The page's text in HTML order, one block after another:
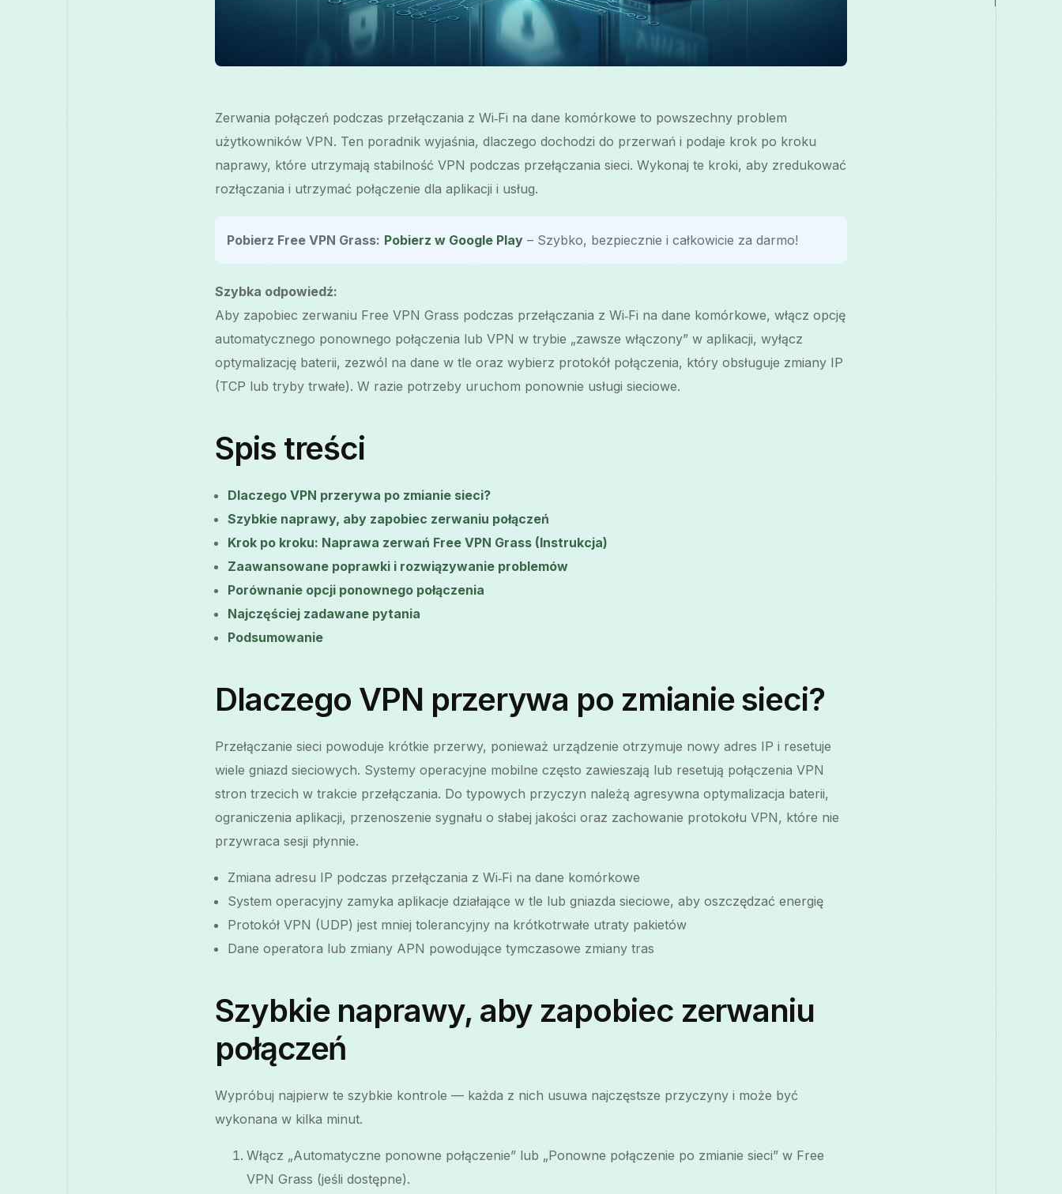
Zerwania połączeń podczas przełączania z Wi‑Fi na dane komórkowe to powszechny problem
użytkowników VPN. Ten poradnik wyjaśnia, dlaczego dochodzi do przerwań i podaje krok po kroku
naprawy, które utrzymają stabilność VPN podczas przełączania sieci. Wykonaj te kroki, aby zredukować
rozłączania i utrzymać połączenie dla aplikacji i usług.
Pobierz Free VPN Grass: Pobierz w Google Play – Szybko, bezpiecznie i całkowicie za darmo!
Szybka odpowiedź:
Aby zapobiec zerwaniu Free VPN Grass podczas przełączania z Wi‑Fi na dane komórkowe, włącz opcję
automatycznego ponownego połączenia lub VPN w trybie „zawsze włączony” w aplikacji, wyłącz
optymalizację baterii, zezwól na dane w tle oraz wybierz protokół połączenia, który obsługuje zmiany IP
(TCP lub tryby trwałe). W razie potrzeby uruchom ponownie usługi sieciowe.
Spis treści
Dlaczego VPN przerywa po zmianie sieci?
Szybkie naprawy, aby zapobiec zerwaniu połączeń
Krok po kroku: Naprawa zerwań Free VPN Grass (Instrukcja)
Zaawansowane poprawki i rozwiązywanie problemów
Porównanie opcji ponownego połączenia
Najczęściej zadawane pytania
Podsumowanie
Dlaczego VPN przerywa po zmianie sieci?
Przełączanie sieci powoduje krótkie przerwy, ponieważ urządzenie otrzymuje nowy adres IP i resetuje
wiele gniazd sieciowych. Systemy operacyjne mobilne często zawieszają lub resetują połączenia VPN
stron trzecich w trakcie przełączania. Do typowych przyczyn należą agresywna optymalizacja baterii,
ograniczenia aplikacji, przenoszenie sygnału o słabej jakości oraz zachowanie protokołu VPN, które nie
przywraca sesji płynnie.
Zmiana adresu IP podczas przełączania z Wi‑Fi na dane komórkowe
System operacyjny zamyka aplikacje działające w tle lub gniazda sieciowe, aby oszczędzać energię
Protokół VPN (UDP) jest mniej tolerancyjny na krótkotrwałe utraty pakietów
Dane operatora lub zmiany APN powodujące tymczasowe zmiany tras
Szybkie naprawy, aby zapobiec zerwaniu
połączeń
Wypróbuj najpierw te szybkie kontrole — każda z nich usuwa najczęstsze przyczyny i może być
wykonana w kilka minut.
Włącz „Automatyczne ponowne połączenie” lub „Ponowne połączenie po zmianie sieci” w Free
VPN Grass (jeśli dostępne).